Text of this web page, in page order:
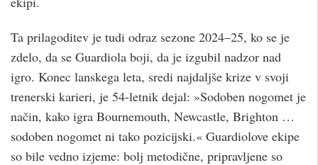
Ta prilagoditev je tudi odraz sezone 2024–25, ko se je
zdelo, da se Guardiola boji, da je izgubil nadzor nad
igro. Konec lanskega leta, sredi najdaljše krize v svoji
trenerski karieri, je 54-letnik dejal: »Sodoben nogomet je
način, kako igra Bournemouth, Newcastle, Brighton …
sodoben nogomet ni tako pozicijski.« Guardiolove ekipe
so bile vedno izjeme: bolj metodične, pripravljene so